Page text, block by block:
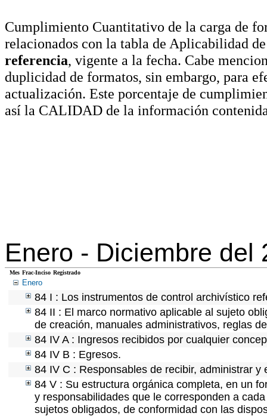
Cumplimiento Cuantitativo de la carga de
relacionados con la tabla de Aplicabilidad
referencia, vigente a la fecha. Cabe
duplicidad de formatos, sin embargo, para
actualización. Este porcentaje de
así la CALIDAD de la información
Enero - Diciembre del
Mes Frac-Inciso Registrado
Enero
84 I : Los instrumentos de control archivístico
84 II : El marco normativo aplicable al sujeto
de creación, manuales administrativos, reglas
84 IV A : Ingresos recibidos por cualquier
84 IV B : Egresos.
84 IV C : Responsables de recibir, administrar y
84 V : Su estructura orgánica completa, en un
y responsabilidades que le corresponden a
sujetos obligados, de conformidad con las